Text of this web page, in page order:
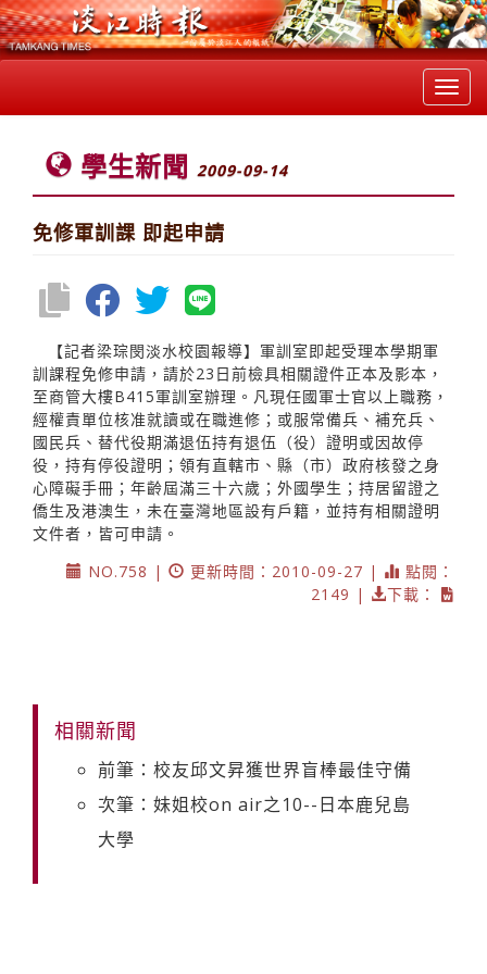
學生新聞 2009-09-14
免修軍訓課 即起申請
【記者梁琮閔淡水校園報導】軍訓室即起受理本學期軍
訓課程免修申請，請於23日前檢具相關證件正本及影本，
至商管大樓B415軍訓室辦理。凡現任國軍士官以上職務，
經權責單位核准就讀或在職進修；或服常備兵、補充兵、
國民兵、替代役期滿退伍持有退伍（役）證明或因故停
役，持有停役證明；領有直轄市、縣（市）政府核發之身
心障礙手冊；年齡屆滿三十六歲；外國學生；持居留證之
僑生及港澳生，未在臺灣地區設有戶籍，並持有相關證明
文件者，皆可申請。
NO.758 |
更新時間：2010-09-27 |
點閱：
2149 |
下載：
相關新聞
前筆：校友邱文昇獲世界盲棒最佳守備
次筆：妹姐校on air之10--日本鹿兒島
大學